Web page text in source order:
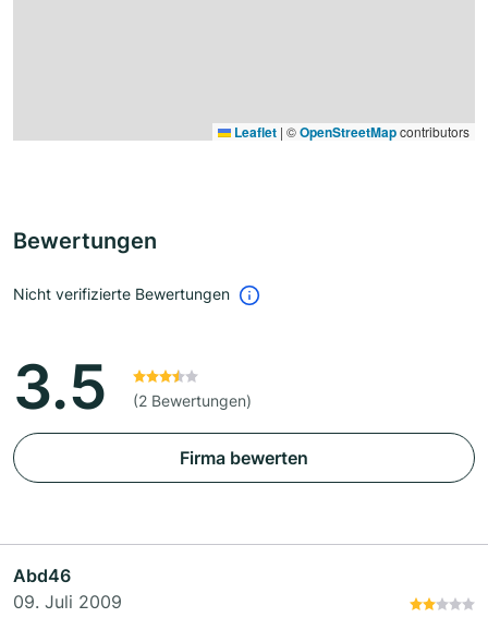
Leaflet | ©OpenStreetMapcontributors
Bewertungen
Nicht verifizierte Bewertungen
3.5 (2 Bewertungen)
Firma bewerten
Abd46
09. Juli 2009